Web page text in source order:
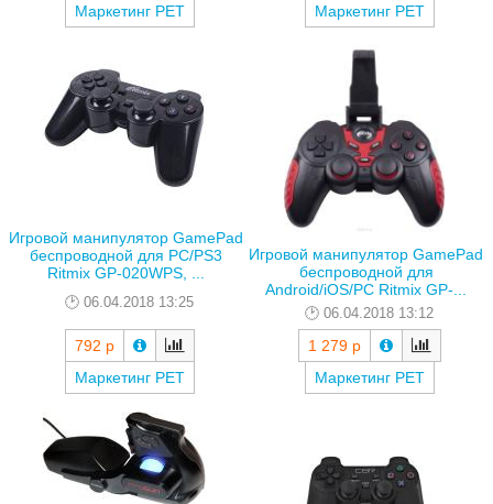
Маркетинг РЕТ
Маркетинг РЕТ
Игровой манипулятор GamePad
беспроводной для PC/PS3
Ritmix GP-020WPS, ...
06.04.2018 13:25
792 р
Маркетинг РЕТ
Игровой манипулятор GamePad
беспроводной для
Android/iOS/PC Ritmix GP-...
06.04.2018 13:12
1 279 р
Маркетинг РЕТ